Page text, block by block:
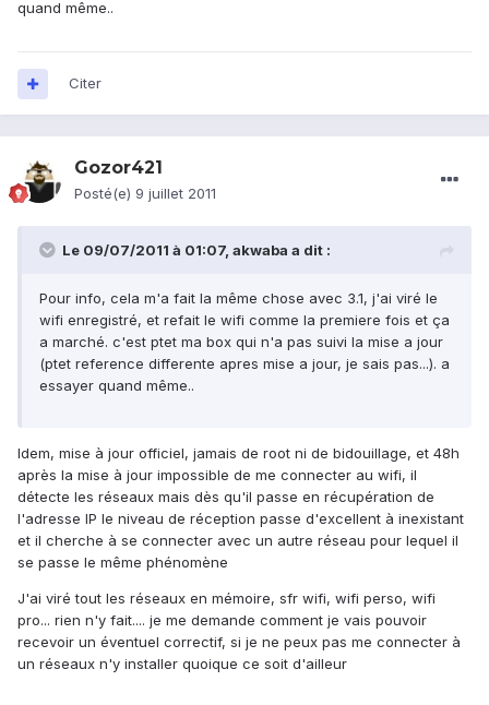
quand même..
Citer
Gozor421
Posté(e) 9 juillet 2011
Le 09/07/2011 à 01:07, akwaba a dit :
Pour info, cela m'a fait la même chose avec 3.1, j'ai viré le
wifi enregistré, et refait le wifi comme la premiere fois et ça
a marché. c'est ptet ma box qui n'a pas suivi la mise a jour
(ptet reference differente apres mise a jour, je sais pas...). a
essayer quand même..
Idem, mise à jour officiel, jamais de root ni de bidouillage, et 48h
après la mise à jour impossible de me connecter au wifi, il
détecte les réseaux mais dès qu'il passe en récupération de
l'adresse IP le niveau de réception passe d'excellent à inexistant
et il cherche à se connecter avec un autre réseau pour lequel il
se passe le même phénomène
J'ai viré tout les réseaux en mémoire, sfr wifi, wifi perso, wifi
pro... rien n'y fait.... je me demande comment je vais pouvoir
recevoir un éventuel correctif, si je ne peux pas me connecter à
un réseaux n'y installer quoique ce soit d'ailleur